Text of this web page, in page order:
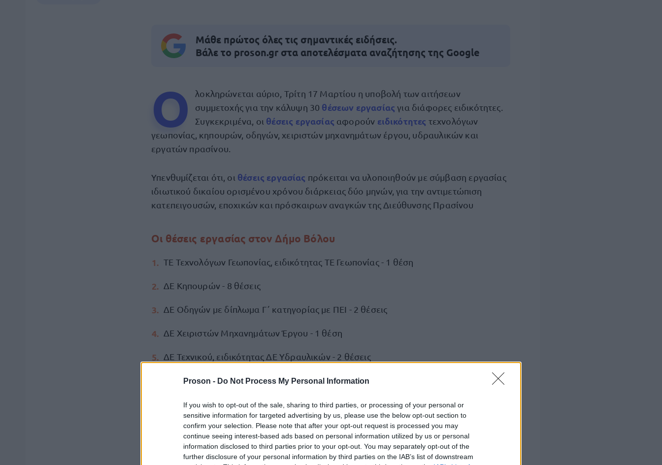
Proson - Do Not Process My Personal Information
If you wish to opt-out of the sale, sharing to third parties, or processing of your personal or
sensitive information for targeted advertising by us, please use the below opt-out section to
confirm your selection. Please note that after your opt-out request is processed you may
continue seeing interest-based ads based on personal information utilized by us or personal
information disclosed to third parties prior to your opt-out. You may separately opt-out of the
further disclosure of your personal information by third parties on the IAB’s list of downstream
Μάθε πρώτος όλες τις σημαντικές ειδήσεις.
Βάλε το proson.gr στα αποτελέσματα αναζήτησης της Google
Ο
λοκληρώνεται αύριο, Τρίτη 17 Μαρτίου η υποβολή των αιτήσεων
συμμετοχής για την κάλυψη 30 θέσεων εργασίας για διάφορες ειδικότητες.
Συγκεκριμένα, οι θέσεις εργασίας αφορούν ειδικότητες τεχνολόγων
γεωπονίας, κηπουρών, οδηγών, χειριστών μηχανημάτων έργου, υδραυλικών και
εργατών πρασίνου.
Υπενθυμίζεται ότι, οι θέσεις εργασίας πρόκειται να υλοποιηθούν με σύμβαση εργασίας
ιδιωτικού δικαίου ορισμένου χρόνου διάρκειας δύο μηνών, για την αντιμετώπιση
κατεπειγουσών, εποχικών και πρόσκαιρων αναγκών της Διεύθυνσης Πρασίνου
Οι θέσεις εργασίας στον Δήμο Βόλου
ΤΕ Τεχνολόγων Γεωπονίας, ειδικότητας ΤΕ Γεωπονίας - 1 θέση
ΔΕ Κηπουρών - 8 θέσεις
ΔΕ Οδηγών με δίπλωμα Γ΄ κατηγορίας με ΠΕΙ - 2 θέσεις
ΔΕ Χειριστών Μηχανημάτων Έργου - 1 θέση
ΔΕ Τεχνικού, ειδικότητας ΔΕ Υδραυλικών - 2 θέσεις
ΥΕ Εργατών Πρασίνου - 16 θέσεις
Η υποβολή των αιτήσεων συμμετοχής
ενδιαφερόμενοι μπορούν να αποστείλουν την αίτηση, καθώς καιτα απαραίτητα
δικαιολογητικά, αποκλειστικά με ηλεκτρονικό τρόπο στη διεύθυνσηsox@volos-